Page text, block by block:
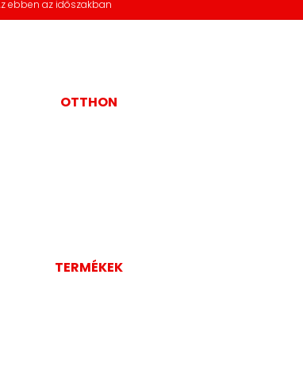
ebben az időszakban
OTTHON
TERMÉKEK